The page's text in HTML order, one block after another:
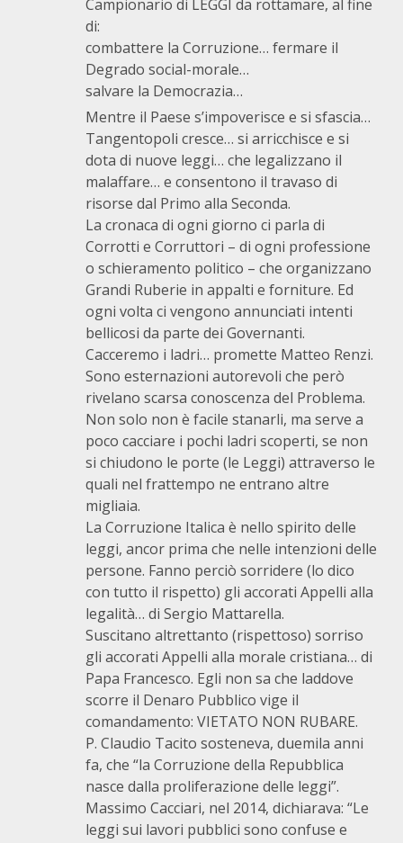
Campionario di LEGGI da rottamare, al fine
di:
combattere la Corruzione… fermare il
Degrado social-morale…
salvare la Democrazia…
Mentre il Paese s’impoverisce e si sfascia…
Tangentopoli cresce… si arricchisce e si
dota di nuove leggi… che legalizzano il
malaffare… e consentono il travaso di
risorse dal Primo alla Seconda.
La cronaca di ogni giorno ci parla di
Corrotti e Corruttori – di ogni professione
o schieramento politico – che organizzano
Grandi Ruberie in appalti e forniture. Ed
ogni volta ci vengono annunciati intenti
bellicosi da parte dei Governanti.
Cacceremo i ladri… promette Matteo Renzi.
Sono esternazioni autorevoli che però
rivelano scarsa conoscenza del Problema.
Non solo non è facile stanarli, ma serve a
poco cacciare i pochi ladri scoperti, se non
si chiudono le porte (le Leggi) attraverso le
quali nel frattempo ne entrano altre
migliaia.
La Corruzione Italica è nello spirito delle
leggi, ancor prima che nelle intenzioni delle
persone. Fanno perciò sorridere (lo dico
con tutto il rispetto) gli accorati Appelli alla
legalità… di Sergio Mattarella.
Suscitano altrettanto (rispettoso) sorriso
gli accorati Appelli alla morale cristiana… di
Papa Francesco. Egli non sa che laddove
scorre il Denaro Pubblico vige il
comandamento: VIETATO NON RUBARE.
P. Claudio Tacito sosteneva, duemila anni
fa, che “la Corruzione della Repubblica
nasce dalla proliferazione delle leggi”.
Massimo Cacciari, nel 2014, dichiarava: “Le
leggi sui lavori pubblici sono confuse e